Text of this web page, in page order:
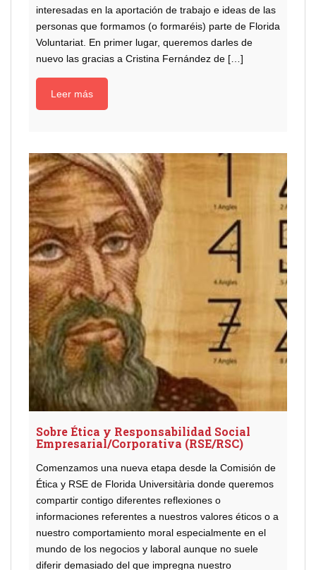
interesadas en la aportación de trabajo e ideas de las
personas que formamos (o formaréis) parte de Florida
Voluntariat. En primer lugar, queremos darles de
nuevo las gracias a Cristina Fernández de […]
Leer más
Sobre Ética y Responsabilidad Social
Empresarial/Corporativa (RSE/RSC)
Comenzamos una nueva etapa desde la Comisión de
Ética y RSE de Florida Universitària donde queremos
compartir contigo diferentes reflexiones o
informaciones referentes a nuestros valores éticos o a
nuestro comportamiento moral especialmente en el
mundo de los negocios y laboral aunque no suele
diferir demasiado del que impregna nuestro